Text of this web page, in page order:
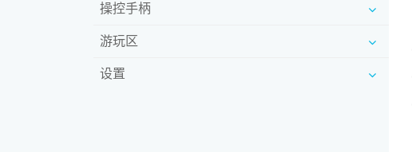
操控手柄
游玩区
设置